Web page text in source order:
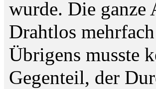
wurde. Die ganze
Drahtlos
Übrigens musste
Gegenteil, der